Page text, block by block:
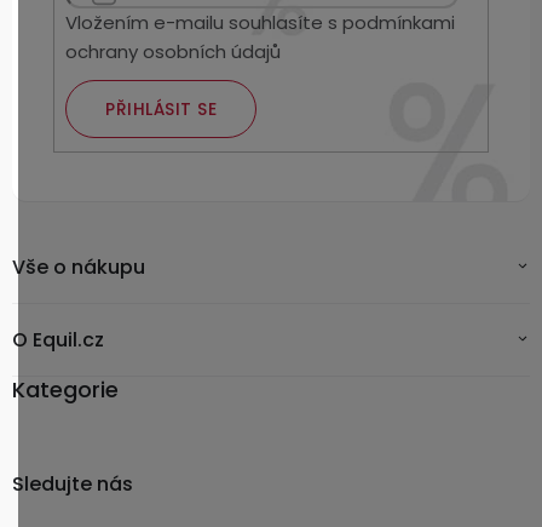
Vložením e-mailu souhlasíte spodmínkami
ochrany osobních údajů
PŘIHLÁSIT SE
Vše o nákupu
O Equil.cz
Kategorie
Sledujte nás